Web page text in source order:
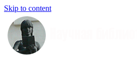
Skip to content